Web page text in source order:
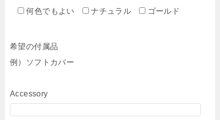
何色でもよい
ナチュラル ゴールド
希望の付属品
例）ソフトカバー
Accessory